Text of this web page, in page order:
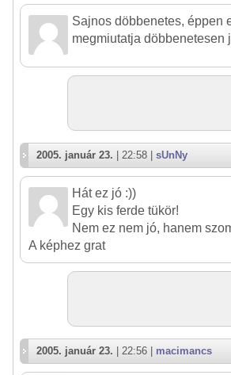
Sajnos döbbenetes, éppen
megmiutatja döbbenetesen
2005. január 23. | 22:58 | sUnNy
Hát ez jó :))
Egy kis ferde tükör!
Nem ez nem jó, hanem
A képhez grat
2005. január 23. | 22:56 | macimancs